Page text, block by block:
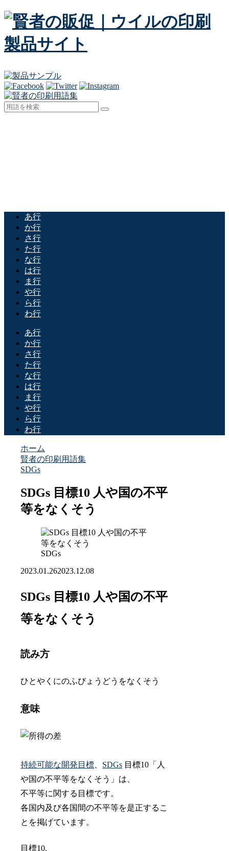
あ行
か行
さ行
た行
な行
は行
ま行
や行
ら行
わ行
あ行
か行
さ行
た行
な行
は行
ま行
や行
ら行
わ行
ホーム
賢者の印刷用語集
SDGs
SDGs 目標10 人や国の不平
等をなくそう
SDGs
2023.01.262023.12.08
SDGs 目標10 人や国の不平
等をなくそう
読み方
ひとやくにのふびょうどうをなくそう
意味
持続可能な開発目標 SDGs 目標10「人
や国の不平等をなくそう」は、
不平等に関する目標です。
各国内及び各国間の不平等を是正するこ
とを掲げています。
目標10.